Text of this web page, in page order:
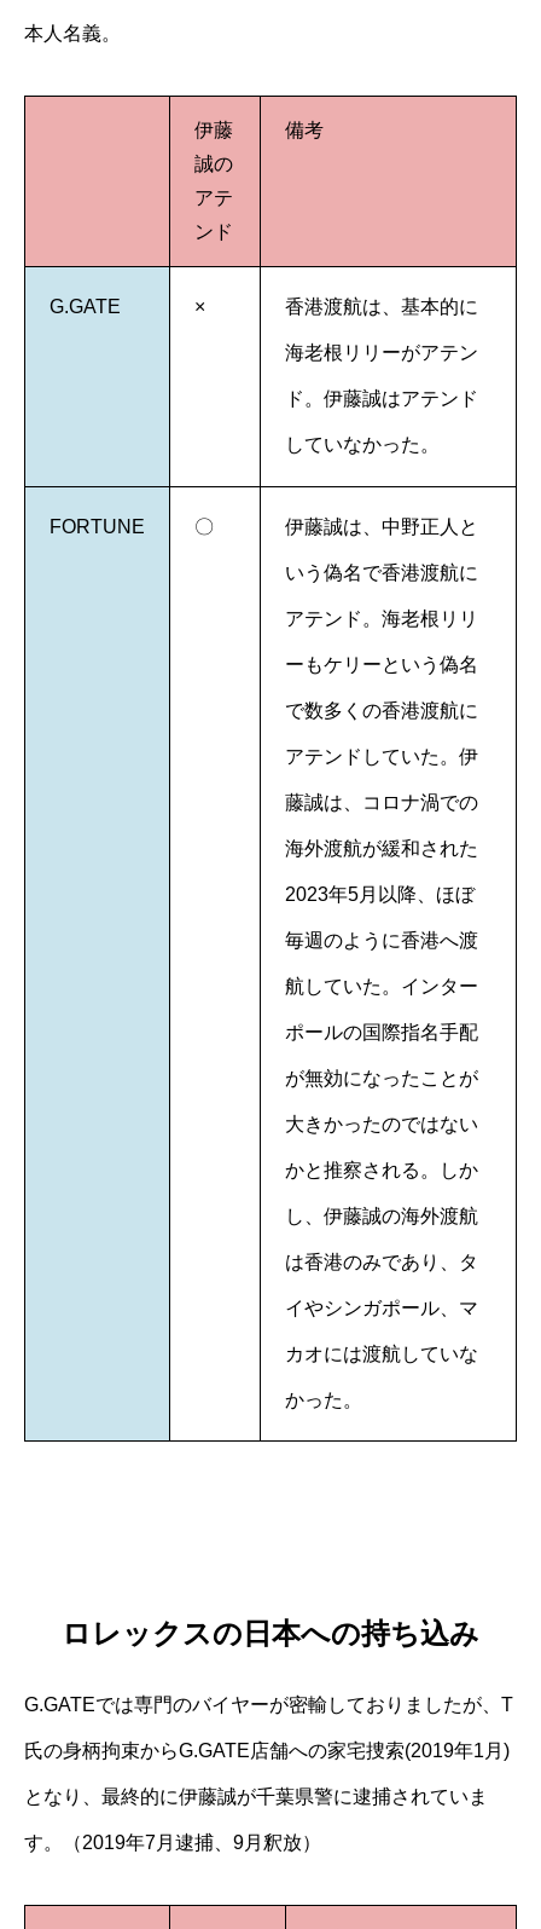
本人名義。
伊藤
誠の
アテ
ンド
備考
G.GATE × 香港渡航は、基本的に
海老根リリーがアテン
ド。伊藤誠はアテンド
していなかった。
FORTUNE 〇 伊藤誠は、中野正人と
いう偽名で香港渡航に
アテンド。海老根リリ
ーもケリーという偽名
で数多くの香港渡航に
アテンドしていた。伊
藤誠は、コロナ渦での
海外渡航が緩和された
2023年5月以降、ほぼ
毎週のように香港へ渡
航していた。インター
ポールの国際指名手配
が無効になったことが
大きかったのではない
かと推察される。しか
し、伊藤誠の海外渡航
は香港のみであり、タ
イやシンガポール、マ
カオには渡航していな
かった。
ロレックスの日本への持ち込み
G.GATEでは専門のバイヤーが密輸しておりましたが、T
氏の身柄拘束からG.GATE店舗への家宅捜索(2019年1月)
となり、最終的に伊藤誠が千葉県警に逮捕されていま
す。（2019年7月逮捕、9月釈放）